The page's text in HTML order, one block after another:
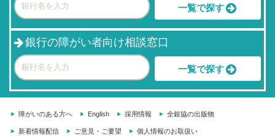
一覧で探す
銀行の障がい者向け相談窓口
一覧で探す
障がいのある方へ English 採用情報 全銀協の出版物
新着情報配信 ご意見・ご要望 個人情報のお取扱い